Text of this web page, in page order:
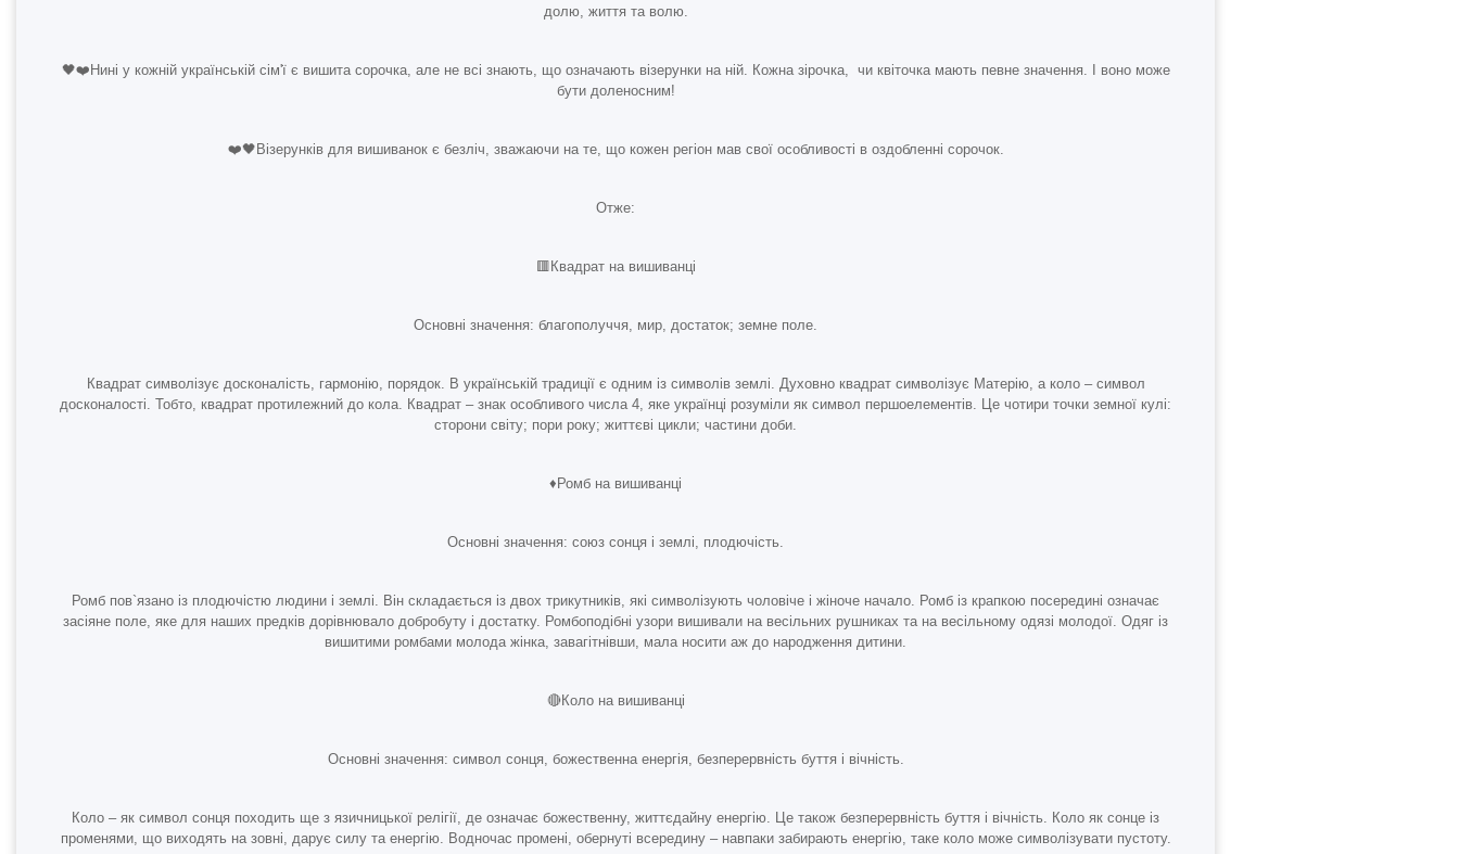
долю, життя та волю.
🖤❤️Нині у кожній українській сім'ї є вишита сорочка, але не всі знають, що означають візерунки на ній. Кожна зірочка, чи квіточка мають певне значення. І воно може
бути доленосним!
❤️🖤Візерунків для вишиванок є безліч, зважаючи на те, що кожен регіон мав свої особливості в оздобленні сорочок.
Отже:
🟥Квадрат на вишиванці
Основні значення: благополуччя, мир, достаток; земне поле.
Квадрат символізує досконалість, гармонію, порядок. В українській традиції є одним із символів землі. Духовно квадрат символізує Матерію, а коло – символ
досконалості. Тобто, квадрат протилежний до кола. Квадрат – знак особливого числа 4, яке українці розуміли як символ першоелементів. Це чотири точки земної кулі:
сторони світу; пори року; життєві цикли; частини доби.
♦️Ромб на вишиванці
Основні значення: союз сонця і землі, плодючість.
Ромб пов`язано із плодючістю людини і землі. Він складається із двох трикутників, які символізують чоловіче і жіноче начало. Ромб із крапкою посередині означає
засіяне поле, яке для наших предків дорівнювало добробуту і достатку. Ромбоподібні узори вишивали на весільних рушниках та на весільному одязі молодої. Одяг із
вишитими ромбами молода жінка, завагітнівши, мала носити аж до народження дитини.
🔴Коло на вишиванці
Основні значення: символ сонця, божественна енергія, безперервність буття і вічність.
Коло – як символ сонця походить ще з язичницької релігії, де означає божественну, життєдайну енергію. Це також безперервність буття і вічність. Коло як сонце із
променями, що виходять на зовні, дарує силу та енергію. Водночас промені, обернуті всередину – навпаки забирають енергію, таке коло може символізувати пустоту.